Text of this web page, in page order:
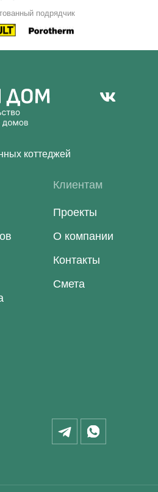
подрядчик
коттеджей
Клиентам
Проекты
О компании
Контакты
Смета